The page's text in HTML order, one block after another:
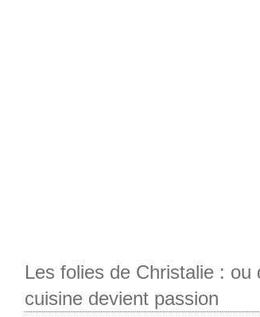
Les folies de Christalie : ou
cuisine devient passion